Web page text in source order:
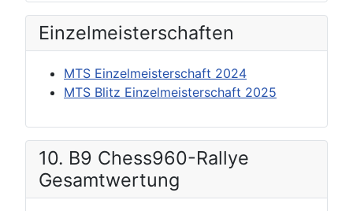
Einzel­meisterschaften
MTS Einzelmeisterschaft 2024
MTS Blitz Einzelmeisterschaft 2025
10. B9 Chess960-Rallye
Gesamtwertung